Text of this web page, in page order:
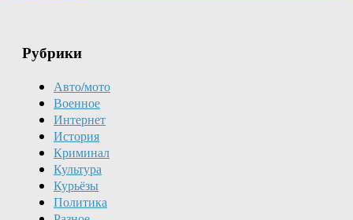
Рубрики
Авто/мото
Военное
Интернет
История
Криминал
Культура
Курьёзы
Политика